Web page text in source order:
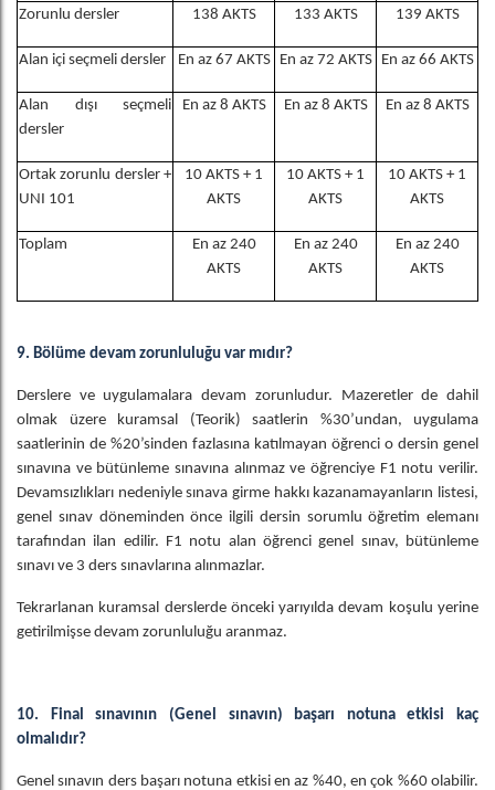
Zorunlu dersler 138 AKTS 133 AKTS 139 AKTS
Alan içi seçmeli dersler En az 67 AKTS En az 72 AKTS En az 66 AKTS
Alan dışı seçmeli
dersler
En az 8 AKTS En az 8 AKTS En az 8 AKTS
Ortak zorunlu dersler +
UNI 101
10 AKTS + 1
AKTS
10 AKTS + 1
AKTS
10 AKTS + 1
AKTS
Toplam
En az 240
AKTS
En az 240
AKTS
En az 240
AKTS
9. Bölüme devam zorunluluğu var mıdır?
Derslere ve uygulamalara devam zorunludur. Mazeretler de dahil
olmak üzere kuramsal (Teorik) saatlerin %30’undan, uygulama
saatlerinin de %20’sinden fazlasına katılmayan öğrenci o dersin genel
sınavına ve bütünleme sınavına alınmaz ve öğrenciye F1 notu verilir.
Devamsızlıkları nedeniyle sınava girme hakkı kazanamayanların listesi,
genel sınav döneminden önce ilgili dersin sorumlu öğretim elemanı
tarafından ilan edilir. F1 notu alan öğrenci genel sınav, bütünleme
sınavı ve 3 ders sınavlarına alınmazlar.
Tekrarlanan kuramsal derslerde önceki yarıyılda devam koşulu yerine
getirilmişse devam zorunluluğu aranmaz.
10. Final sınavının (Genel sınavın) başarı notuna etkisi kaç
olmalıdır?
Genel sınavın ders başarı notuna etkisi en az %40, en çok %60 olabilir.